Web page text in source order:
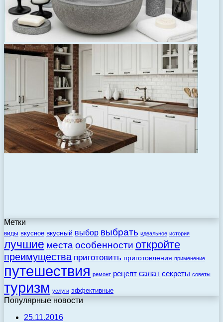
Метки
виды вкусное вкусный выбор выбрать идеальное история
лучшие места особенности откройте
преимущества приготовить приготовления применение
путешествия ремонт рецепт салат секреты советы
туризм услуги эффективные
Популярные новости
25.11.2016